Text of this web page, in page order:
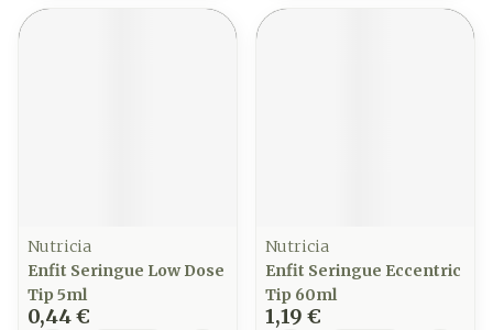
Nutricia
Enfit Seringue Low Dose
Tip 5ml
0,44 €
Nutricia
Enfit Seringue Eccentric
Tip 60ml
1,19 €